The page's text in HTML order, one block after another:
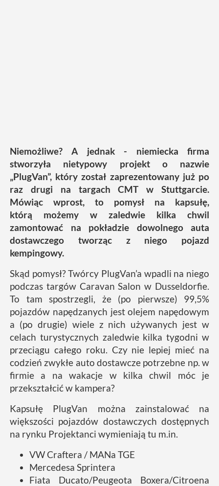
Niemożliwe? A jednak - niemiecka firma
stworzyła nietypowy projekt o nazwie
„PlugVan”, który został zaprezentowany już po
raz drugi na targach CMT w Stuttgarcie.
Mówiąc wprost, to pomysł na kapsułę,
którą możemy w zaledwie kilka chwil
zamontować na pokładzie dowolnego auta
dostawczego tworząc z niego pojazd
kempingowy.
Skąd pomysł? Twórcy PlugVan’a wpadli na niego
podczas targów Caravan Salon w Dusseldorfie.
To tam spostrzegli, że (po pierwsze) 99,5%
pojazdów napędzanych jest olejem napędowym
a (po drugie) wiele z nich używanych jest w
celach turystycznych zaledwie kilka tygodni w
przeciągu całego roku. Czy nie lepiej mieć na
codzień zwykłe auto dostawcze potrzebne np. w
firmie a na wakacje w kilka chwil móc je
przekształcić w kampera?
Kapsułę PlugVan można zainstalować na
większości pojazdów dostawczych dostępnych
na rynku Projektanci wymieniają tu m.in.
VW Craftera / MANa TGE
Mercedesa Sprintera
Fiata Ducato/Peugeota Boxera/Citroena